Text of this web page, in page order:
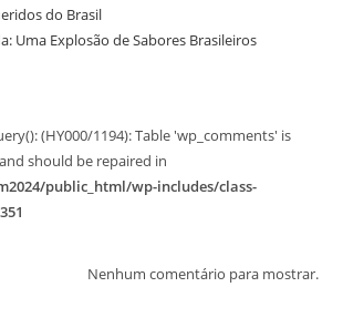
do Brasil
Uma Explosão de Sabores Brasileiros
(HY000/1194): Table 'wp_comments' is
should be repaired in
public_html/wp-includes/class-
Nenhum comentário para mostrar.